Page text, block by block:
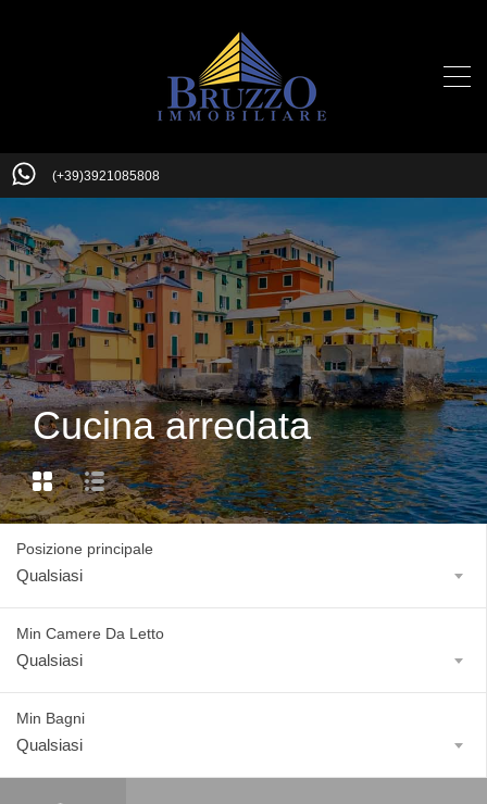
(+39)3921085808
Cucina arredata
Posizione principale
Qualsiasi
Min Camere Da Letto
Qualsiasi
Min Bagni
Qualsiasi